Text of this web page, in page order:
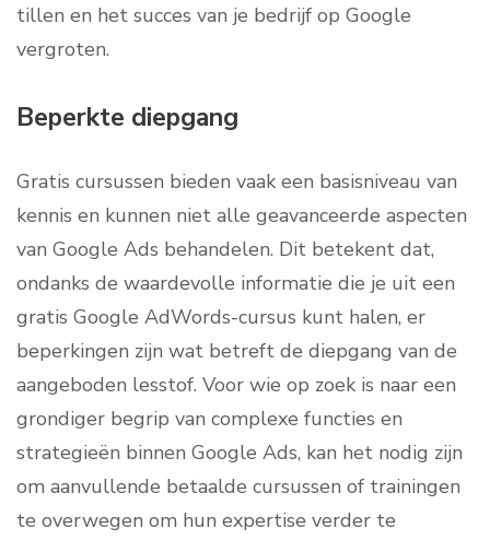
tillen en het succes van je bedrijf op Google
vergroten.
Beperkte diepgang
Gratis cursussen bieden vaak een basisniveau van
kennis en kunnen niet alle geavanceerde aspecten
van Google Ads behandelen. Dit betekent dat,
ondanks de waardevolle informatie die je uit een
gratis Google AdWords-cursus kunt halen, er
beperkingen zijn wat betreft de diepgang van de
aangeboden lesstof. Voor wie op zoek is naar een
grondiger begrip van complexe functies en
strategieën binnen Google Ads, kan het nodig zijn
om aanvullende betaalde cursussen of trainingen
te overwegen om hun expertise verder te